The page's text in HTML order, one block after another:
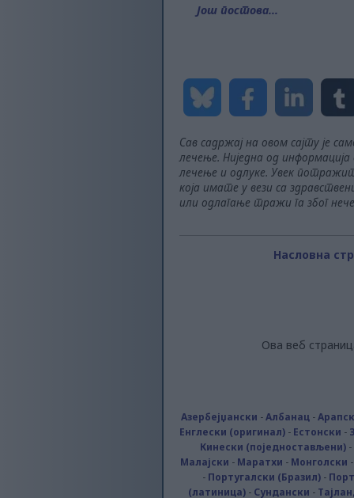
Још постова...
Сав садржај на овом сајту је
лечење. Ниједна од
лечење и одлуке. Увек
која имате у вези са
или одлагање тражи га због
Насловна
Ова веб
Азербејџански -Албанац -
Енглески (оригинал) - Естонски -
Кинески (поједностављени)-
Малајски - Маратхи - Монголски -
- Португалски (Бразил)-
(латиница) - Сундански -